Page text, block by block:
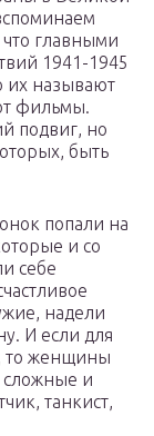
что главными
1941-1945
их называют
фильмы.
подвиг, но
быть
попали на
и со
себе
надели
И если для
то женщины
сложные и
танкист,